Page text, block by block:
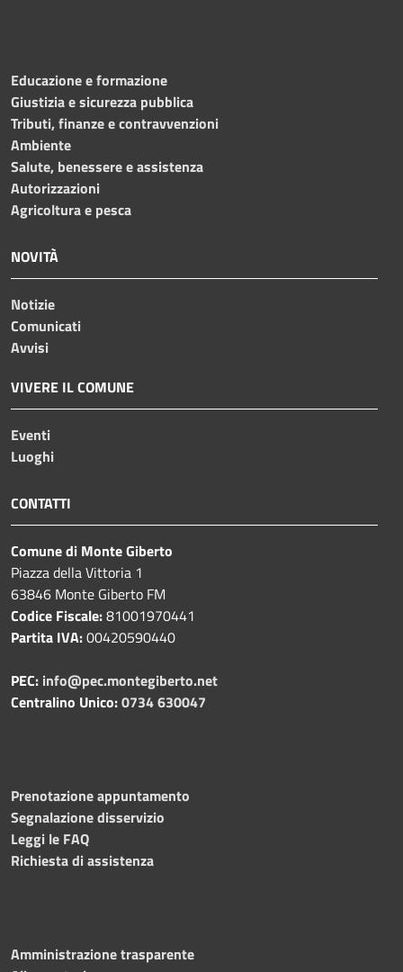
Educazione e formazione
Giustizia e sicurezza pubblica
Tributi, finanze e contravvenzioni
Ambiente
Salute, benessere e assistenza
Autorizzazioni
Agricoltura e pesca
NOVITÀ
Notizie
Comunicati
Avvisi
VIVERE IL COMUNE
Eventi
Luoghi
CONTATTI
Comune di Monte Giberto
Piazza della Vittoria 1
63846 Monte Giberto FM
Codice Fiscale:81001970441
Partita IVA:00420590440
PEC: info@pec.montegiberto.net
Centralino Unico:0734 630047
Prenotazione appuntamento
Segnalazione disservizio
Leggi le FAQ
Richiesta di assistenza
Amministrazione trasparente